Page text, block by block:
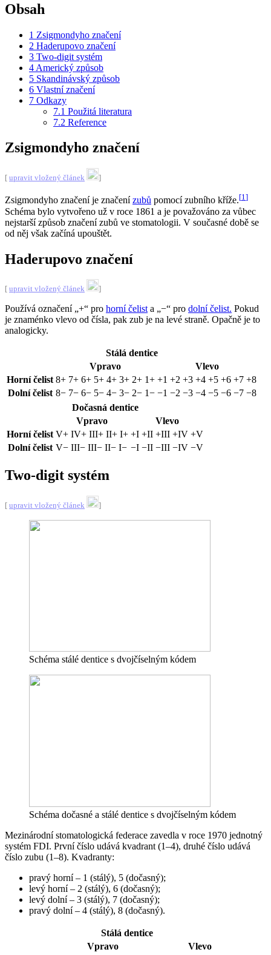
Obsah
1 Zsigmondyho značení
2 Haderupovo značení
3 Two-digit systém
4 Americký způsob
5 Skandinávský způsob
6 Vlastní značení
7 Odkazy
7.1 Použitá literatura
7.2 Reference
Zsigmondyho značení
[ upravit vložený článek ]
Zsigmondyho značení je značení zubů pomocí zubního kříže.[1]
Schéma bylo vytvořeno už v roce 1861 a je považováno za vůbec
nejstarší způsob značení zubů ve stomatologii. V současné době se
od něj však začíná upouštět.
Haderupovo značení
[ upravit vložený článek ]
Používá označení „+“ pro horní čelista „−“ pro dolní čelist. Pokud
je znaménko vlevo od čísla, pak zub je na levé straně. Opačně je to
analogicky.
Stálá dentice
Vpravo
Vlevo
Horní čelist 8+ 7+ 6+ 5+ 4+ 3+ 2+ 1+ +1 +2 +3 +4 +5 +6 +7 +8
Dolní čelist 8− 7− 6− 5− 4− 3− 2− 1− −1 −2 −3 −4 −5 −6 −7 −8
Dočasná dentice
Vpravo
Vlevo
Horní čelist V+ IV+ III+ II+ I+ +I +II +III +IV +V
Dolní čelist V− III− III− II− I− −I −II −III −IV −V
Two-digit systém
[ upravit vložený článek ]
Schéma stálé dentice s dvojčíselným kódem
Schéma dočasné a stálé dentice s dvojčíselným kódem
Mezinárodní stomatologická federace zavedla v roce 1970 jednotný
systém FDI. První číslo udává kvadrant (1–4), druhé číslo udává
číslo zubu (1–8). Kvadranty:
pravý horní – 1 (stálý), 5 (dočasný);
levý horní – 2 (stálý), 6 (dočasný);
levý dolní – 3 (stálý), 7 (dočasný);
pravý dolní – 4 (stálý), 8 (dočasný).
Stálá dentice
Vpravo
Vlevo